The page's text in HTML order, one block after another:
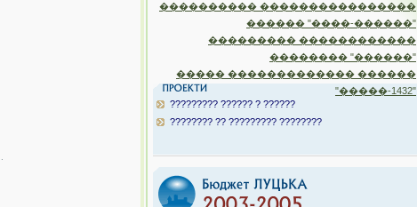
���������� ����������������
������ "����-������"
��������� ������������
�������� "������"
����� ������������� ������
"�����-1432"
????????? ?????? ? ??????
???????? ?? ????????? ????????